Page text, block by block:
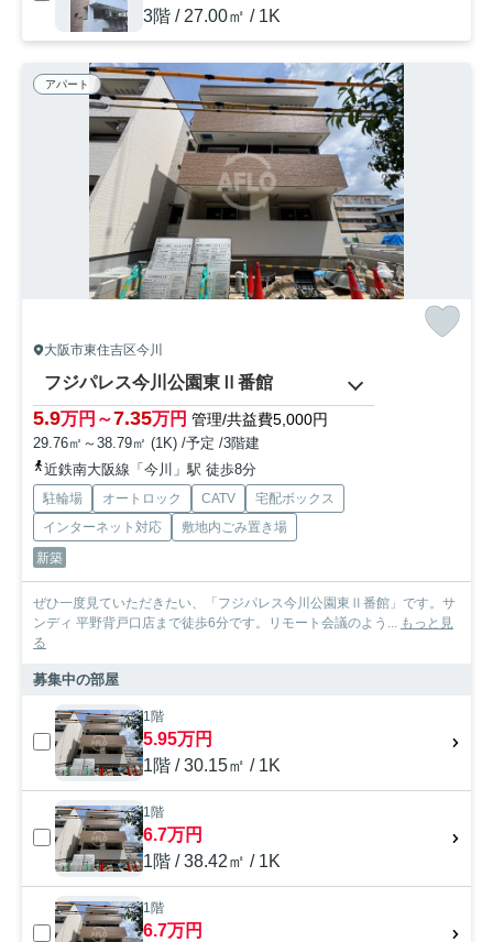
3階 / 27.00㎡ / 1K
アパート
大阪市東住吉区今川
フジパレス今川公園東Ⅱ番館
5.9万円～7.35万円 管理/共益費5,000円
29.76㎡～38.79㎡ (1K) /予定 /3階建
近鉄南大阪線「今川」駅 徒歩8分
駐輪場 オートロック CATV
宅配ボックス
インターネット対応
敷地内ごみ置き場
新築
ぜひ一度見ていただきたい、「フジパレス今川公園東Ⅱ番館」です。サ
ンディ 平野背戸口店まで徒歩6分です。リモート会議のよう... もっと見
る
募集中の部屋
1階
5.95万円
1階 / 30.15㎡ / 1K
1階
6.7万円
1階 / 38.42㎡ / 1K
1階
6.7万円